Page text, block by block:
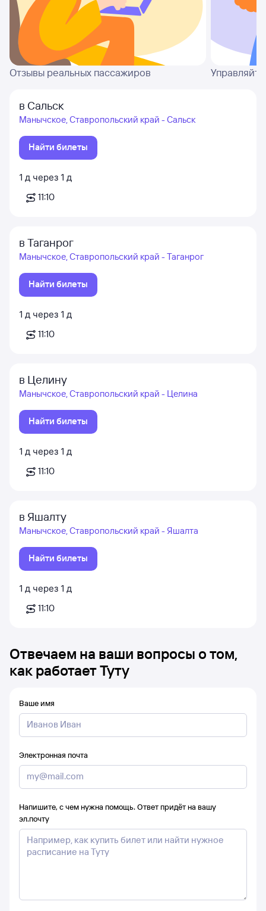
Отзывы реальных пассажиров
в Сальск
Манычское, Ставропольский край - Сальск
Найти билеты
1 д через 1 д
11:10
в Таганрог
Манычское, Ставропольский край - Таганрог
Найти билеты
1 д через 1 д
11:10
в Целину
Манычское, Ставропольский край - Целина
Найти билеты
1 д через 1 д
11:10
в Яшалту
Манычское, Ставропольский край - Яшалта
Найти билеты
1 д через 1 д
11:10
Отвечаем на ваши вопросы о том,
как работает Туту
Ваше имя
Электронная почта
Напишите, с чем нужна помощь. Ответ придёт на вашу
эл.почту